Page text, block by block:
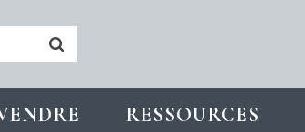
RESSOURCES